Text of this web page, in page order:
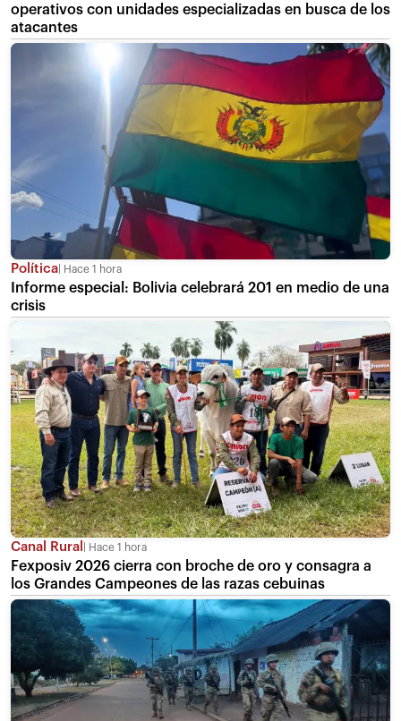
operativos con unidades especializadas en busca de los
atacantes
Política Hace 1 hora
Informe especial: Bolivia celebrará 201 en medio de una
crisis
Canal Rural Hace 1 hora
Fexposiv 2026 cierra con broche de oro y consagra a
los Grandes Campeones de las razas cebuinas